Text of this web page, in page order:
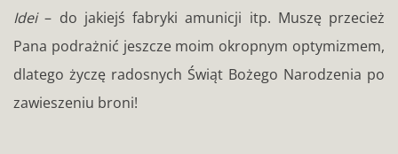
Idei– do jakiejś fabryki amunicji itp. Muszę przecież
Pana podrażnić jeszcze moim okropnym optymizmem,
dlatego życzę radosnych Świąt Bożego Narodzenia po
zawieszeniu broni!